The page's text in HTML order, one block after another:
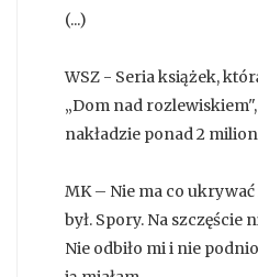
(...)
WSZ - Seria książek,
„Dom nad rozlewiskiem",
nakładzie ponad 2
MK – Nie ma co
był. Spory. Na szczęście
Nie odbiło mi i nie